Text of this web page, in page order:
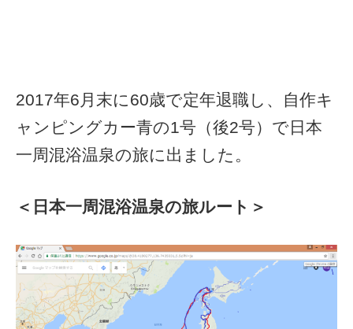
2017年6月末に60歳で定年退職し、自作キ
ャンピングカー青の1号（後2号）で日本
一周混浴温泉の旅に出ました。
＜日本一周混浴温泉の旅ルート＞